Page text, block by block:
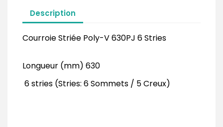
Description
Courroie Striée Poly-V 630PJ 6 Stries
Longueur (mm) 630
6 stries (Stries: 6 Sommets / 5 Creux)